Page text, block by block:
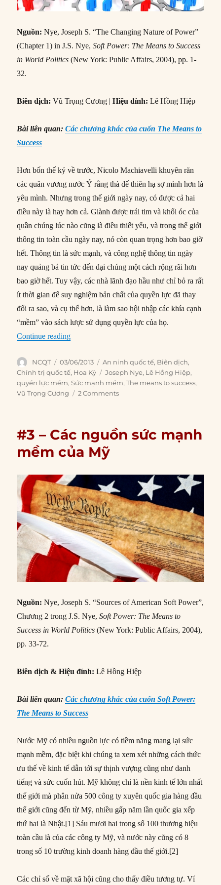
Nguồn: Nye, Joseph S. “The Changing Nature of Power”
(Chapter 1) in J.S. Nye,Soft Power: The Means to Success
in World Politics (New York: Public Affairs, 2004), pp. 1-
32.
Biên dịch: Vũ Trọng Cương |Hiệu đính: Lê Hồng Hiệp
Bài liên quan:Các chương khác của cuốn The Means to
Success
Hơn bốn thế kỷ về trước, Nicolo Machiavelli khuyên răn
các quân vương nước Ý rằng thà để thiên hạ sợ mình hơn là
yêu mình. Nhưng trong thế giới ngày nay, có được cả hai
điều này là hay hơn cả. Giành được trái tim và khối óc của
quần chúng lúc nào cũng là điều thiết yếu, và trong thế giới
thông tin toàn cầu ngày nay, nó còn quan trọng hơn bao giờ
hết. Thông tin là sức mạnh, và công nghệ thông tin ngày
nay quảng bá tin tức đến đại chúng một cách rộng rãi hơn
bao giờ hết. Tuy vậy, các nhà lãnh đạo hầu như chỉ bỏ ra rất
ít thời gian để suy nghiệm bản chất của quyền lực đã thay
đổi ra sao, và cụ thể hơn, là làm sao hội nhập các khía cạnh
“mềm” vào sách lược sử dụng quyền lực của họ.
Continue reading“#12 – Bản chất đang thay đổi của quyền lực”
Author
NCQT
Posted
on
03/06/2013 Categories
An ninh quốc tế, Biên dịch,
Chính trị quốc tế, Hoa Kỳ Tags
Joseph Nye, Lê Hồng Hiệp,
quyền lực mềm,Sức mạnh mềm,The means to success,
Vũ Trọng Cương
2 Comments
#3 – Các nguồn sức mạnh
mềm của Mỹ
Nguồn: Nye, Joseph S. “Sources of American Soft Power”,
Chương 2 trong J.S. Nye,Soft Power: The Means to
Success in World Politics (New York: Public Affairs, 2004),
pp. 33-72.
Biên dịch & Hiệu đính: Lê Hồng Hiệp
Bài liên quan:Các chương khác của cuốn Soft Power:
The Means to Success
Nước Mỹ có nhiều nguồn lực có tiềm năng mang lại sức
mạnh mềm, đặc biệt khi chúng ta xem xét những cách thức
ưu thế về kinh tế dẫn tới sự thịnh vượng cũng như danh
tiếng và sức cuốn hút. Mỹ không chỉ là nền kinh tế lớn nhất
thế giới mà phân nửa 500 công ty xuyên quốc gia hàng đầu
thế giới cũng đến từ Mỹ, nhiều gấp năm lần quốc gia xếp
thứ hai là Nhật.[1] Sáu mươi hai trong số 100 thương hiệu
toàn cầu là của các công ty Mỹ, và nước này cũng có 8
trong số 10 trường kinh doanh hàng đầu thế giới.[2]
Các chỉ số về mặt xã hội cũng cho thấy điều tương tự. Ví